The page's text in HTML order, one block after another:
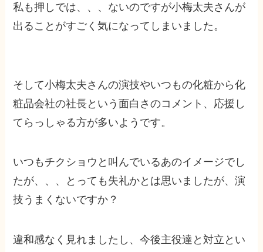
私も押しでは、、、ないのですが小梅太夫さんが
出ることがすごく気になってしまいました。
そして小梅太夫さんの演技やいつもの化粧から化
粧品会社の社長という面白さのコメント、応援し
てらっしゃる方が多いようです。
いつもチクショウと叫んでいるあのイメージでし
たが、、、とっても失礼かとは思いましたが、演
技うまくないですか？
違和感なく見れましたし、今後主役達と対立とい